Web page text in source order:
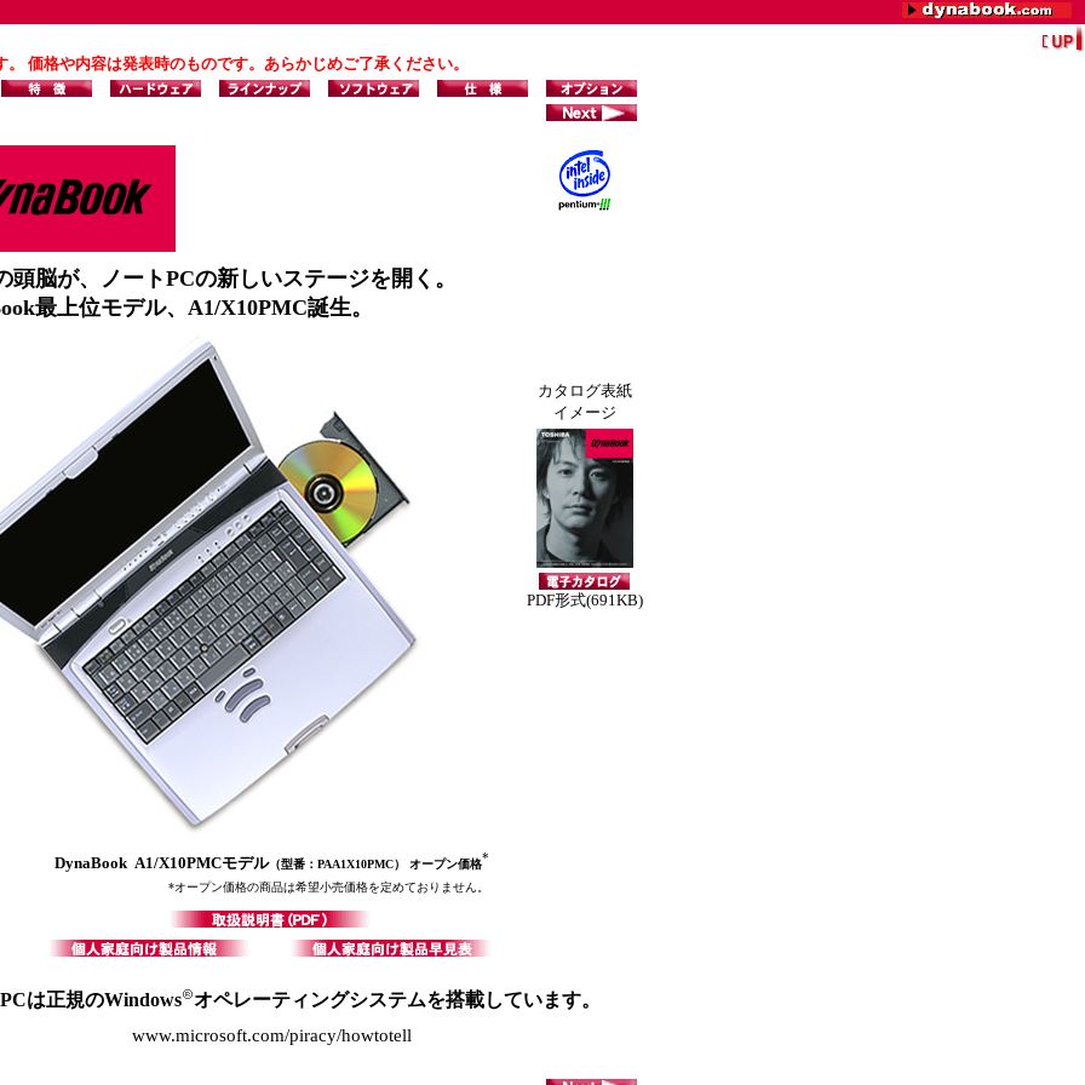
価格や内容は発表時のものです。あらかじめご了承ください。
頭脳が、ノートPCの新しいステージを開く。
最上位モデル、A1/X10PMC誕生。
カタログ表紙
イメージ
PDF形式(691KB)
DynaBook A1/X10PMCモデル（型番：PAA1X10PMC） オープン価格*
*オープン価格の商品は希望小売価格を定めておりません。
は正規のWindows オペレーティングシステムを搭載しています。
www.microsoft.com/piracy/howtotell